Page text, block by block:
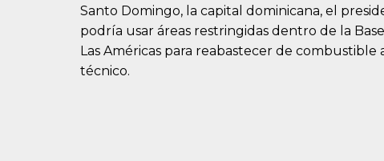
Santo Domingo, la capital dominicana, el
podría usar áreas restringidas dentro de la
Las Américas para reabastecer de
técnico.